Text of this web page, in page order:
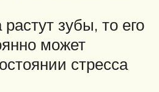
растут зубы, то его
может
стресса